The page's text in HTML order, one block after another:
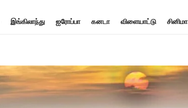
இங்கிலாந்து ஐரோப்பா கனடா விளையாட்டு சினிமா